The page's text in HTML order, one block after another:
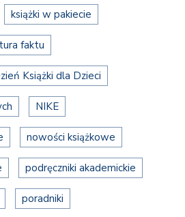
książki w pakiecie
faktu
Książki dla Dzieci
NIKE
nowości książkowe
podręczniki akademickie
poradniki